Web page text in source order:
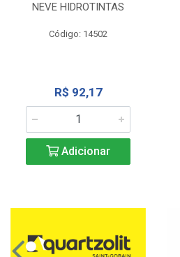
NEVE HIDROTINTAS
Código: 14502
R$ 92,17
Adicionar